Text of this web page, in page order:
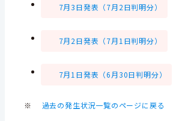
7月3日発表（7月2日判明分）
7月2日発表（7月1日判明分）
7月1日発表（6月30日判明分）
※ 過去の発生状況一覧のページに戻る